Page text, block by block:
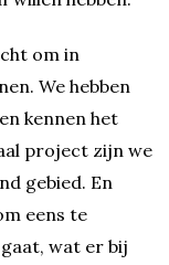
om in
We hebben
kennen het
project zijn we
gebied. En
eens te
wat er bij